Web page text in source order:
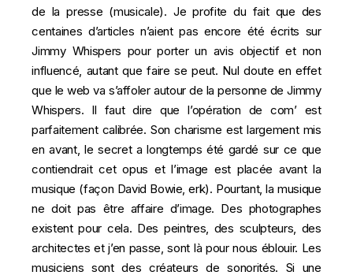
de la presse (musicale). Je profite du fait que des
centaines d’articles n’aient pas encore été écrits sur
Jimmy Whispers pour porter un avis objectif et non
influencé, autant que faire se peut. Nul doute en effet
que le web va s’affoler autour de la personne de Jimmy
Whispers. Il faut dire que l’opération de com’ est
parfaitement calibrée. Son charisme est largement mis
en avant, le secret a longtemps été gardé sur ce que
contiendrait cet opus et l’image est placée avant la
musique (façon David Bowie, erk). Pourtant, la musique
ne doit pas être affaire d’image. Des photographes
existent pour cela. Des peintres, des sculpteurs, des
architectes et j’en passe, sont là pour nous éblouir. Les
musiciens sont des créateurs de sonorités. Si une